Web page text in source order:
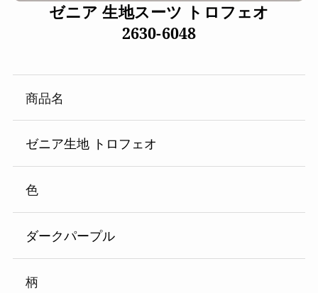
ゼニア 生地スーツ トロフェオ
2630-6048
商品名
ゼニア生地 トロフェオ
色
ダークパープル
柄